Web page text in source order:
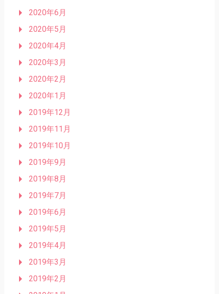
2020年6月
2020年5月
2020年4月
2020年3月
2020年2月
2020年1月
2019年12月
2019年11月
2019年10月
2019年9月
2019年8月
2019年7月
2019年6月
2019年5月
2019年4月
2019年3月
2019年2月